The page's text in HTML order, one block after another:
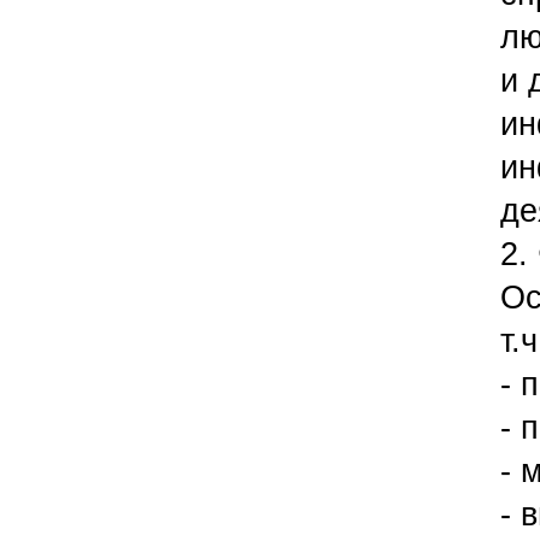
и
2.
-
-
-
-